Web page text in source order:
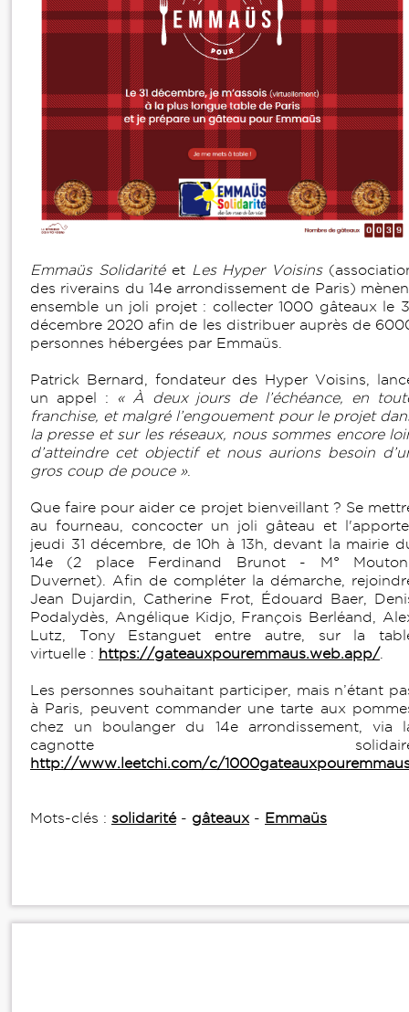
Emmaüs Solidaritéet Les Hyper Voisins
des riverains du 14e arrondissement de Paris)
ensemble un joli projet : collecter 1000 gâteaux le
décembre 2020 afin de les distribuer auprès de
personnes hébergées par Emmaüs.
Patrick Bernard, fondateur des Hyper Voisins,
un appel :
« À deux jours de l’échéance, en
franchise, et malgré l’engouement pour le projet
la presse et sur les réseaux, nous sommes encore
d’atteindre cet objectif et nous aurions besoin
gros coup de pouce ».
Que faire pour aider ce projet bienveillant ? Se
au fourneau, concocter un joli gâteau et
jeudi 31 décembre, de 10h à 13h, devant la mairie
14e (2 place Ferdinand Brunot - M°
Duvernet). Afin de compléter la démarche,
Jean Dujardin, Catherine Frot, Édouard Baer,
Podalydès, Angélique Kidjo, François Berléand,
Lutz, Tony Estanguet entre autre, sur la
virtuelle : https://gateauxpouremmaus.web.app/
Les personnes souhaitant participer, mais n’étant
à Paris, peuvent commander une tarte aux
chez un boulanger du 14e arrondissement, via
cagnotte
http://www.leetchi.com/c/
Mots-clés : solidarité- gâteaux - Emmaüs